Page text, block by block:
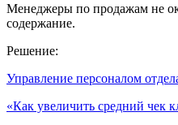
Менеджеры по продажам не
содержание.
Решение:
Управление персоналом
«Как увеличить средний чек